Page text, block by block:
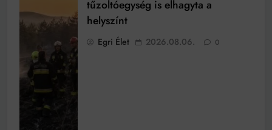
tűzoltóegység is elhagyta a
helyszínt
Egri Élet 2026.08.06. 0